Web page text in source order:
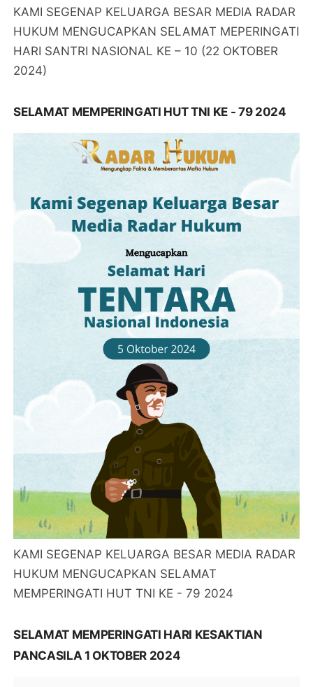
KAMI SEGENAP KELUARGA BESAR MEDIA RADAR
HUKUM MENGUCAPKAN SELAMAT MEPERINGATI
HARI SANTRI NASIONAL KE – 10 (22 OKTOBER
2024)
SELAMAT MEMPERINGATI HUT TNI KE - 79 2024
KAMI SEGENAP KELUARGA BESAR MEDIA RADAR
HUKUM MENGUCAPKAN SELAMAT
MEMPERINGATI HUT TNI KE - 79 2024
SELAMAT MEMPERINGATI HARI KESAKTIAN
PANCASILA 1 OKTOBER 2024